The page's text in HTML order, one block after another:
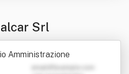
Srl
Amministrazione